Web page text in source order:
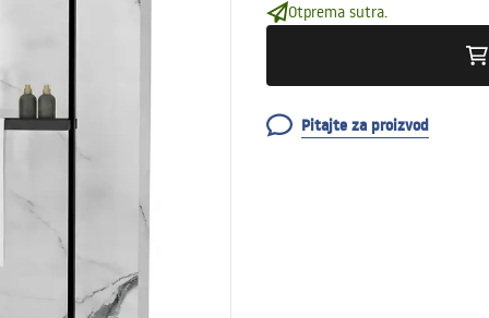
Otprema sutra.
Pitajte za proizvod